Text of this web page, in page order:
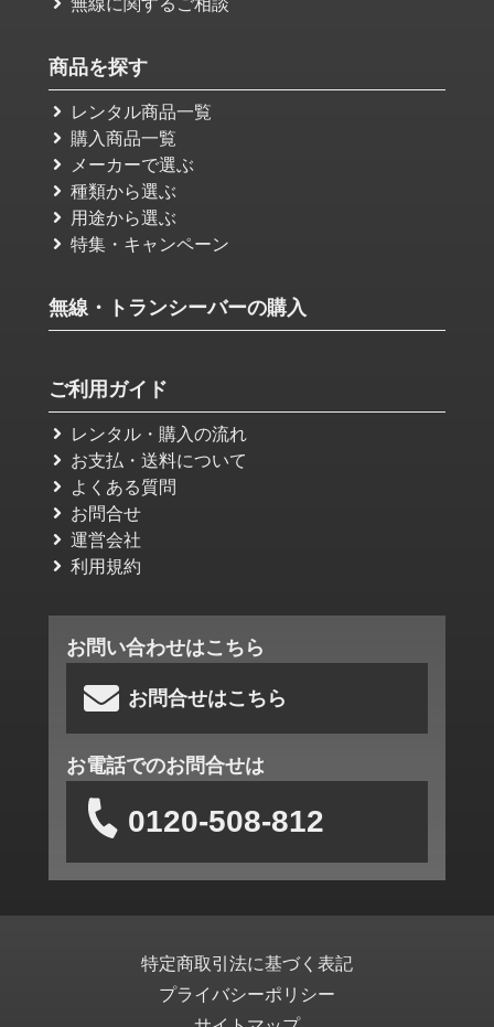
無線に関するご相談
商品を探す
レンタル商品一覧
購入商品一覧
メーカーで選ぶ
種類から選ぶ
用途から選ぶ
特集・キャンペーン
無線・トランシーバーの購入
ご利用ガイド
レンタル・購入の流れ
お支払・送料について
よくある質問
お問合せ
運営会社
利用規約
お問い合わせはこちら
お問合せはこちら
お電話でのお問合せは
0120-508-812
特定商取引法に基づく表記
プライバシーポリシー